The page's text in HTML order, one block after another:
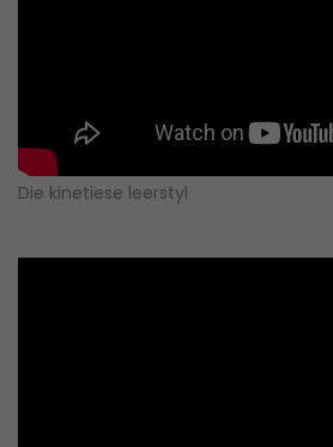
Die kinetiese leerstyl